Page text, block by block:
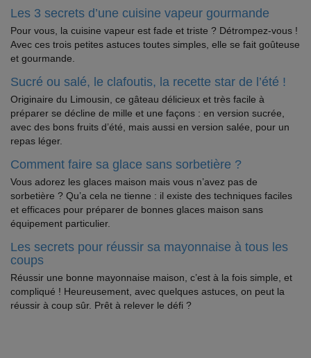
Les 3 secrets d’une cuisine vapeur gourmande
Pour vous, la cuisine vapeur est fade et triste ? Détrompez-vous !
Avec ces trois petites astuces toutes simples, elle se fait goûteuse
et gourmande.
Sucré ou salé, le clafoutis, la recette star de l’été !
Originaire du Limousin, ce gâteau délicieux et très facile à
préparer se décline de mille et une façons : en version sucrée,
avec des bons fruits d’été, mais aussi en version salée, pour un
repas léger.
Comment faire sa glace sans sorbetière ?
Vous adorez les glaces maison mais vous n’avez pas de
sorbetière ? Qu’a cela ne tienne : il existe des techniques faciles
et efficaces pour préparer de bonnes glaces maison sans
équipement particulier.
Les secrets pour réussir sa mayonnaise à tous les
coups
Réussir une bonne mayonnaise maison, c’est à la fois simple, et
compliqué ! Heureusement, avec quelques astuces, on peut la
réussir à coup sûr. Prêt à relever le défi ?